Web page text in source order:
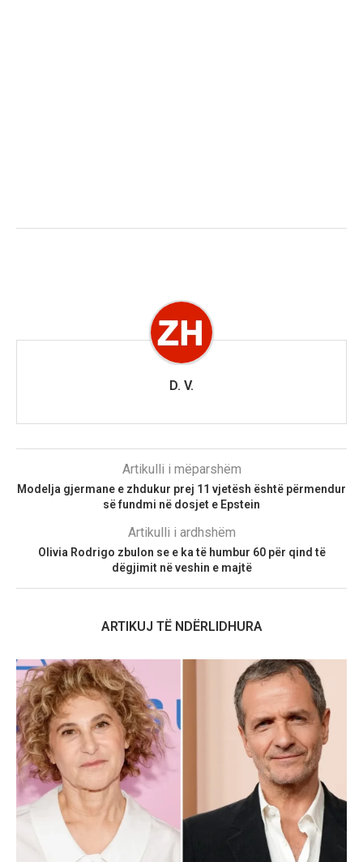
D. V.
Artikulli i mëparshëm
Modelja gjermane e zhdukur prej 11 vjetësh është përmendur
së fundmi në dosjet e Epstein
Artikulli i ardhshëm
Olivia Rodrigo zbulon se e ka të humbur 60 për qind të
dëgjimit në veshin e majtë
ARTIKUJ TË NDËRLIDHURA